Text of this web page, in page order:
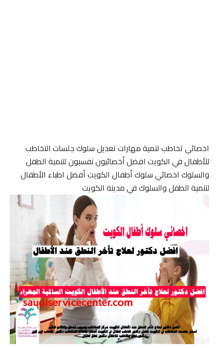
اخصائي تخاطب تنمية مهارات تعديل سلوك جلسات التخاطب
للأطفال في الكويت افضل أخصائيون نفسيون لتنمية الطفل
والسلوك اخصائي سلوك أطفال الكويت أفضل اطباء الأطفال
لتنمية الطفل والسلوك في مدينة الكويت